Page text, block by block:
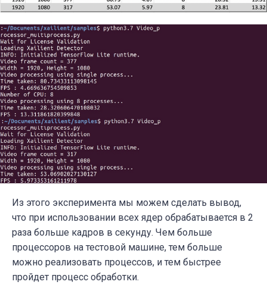
Из этого эксперимента мы можем сделать вывод,
что при использовании всех ядер обрабатывается в 2
раза больше кадров в секунду. Чем больше
процессоров на тестовой машине, тем больше
можно реализовать процессов, и тем быстрее
пройдет процесс обработки.